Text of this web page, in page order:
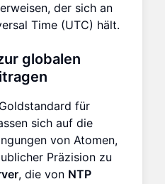
der sich an
Time (UTC) hält.
globalen
für
sich auf die
von Atomen,
Präzision zu
, die von NTP